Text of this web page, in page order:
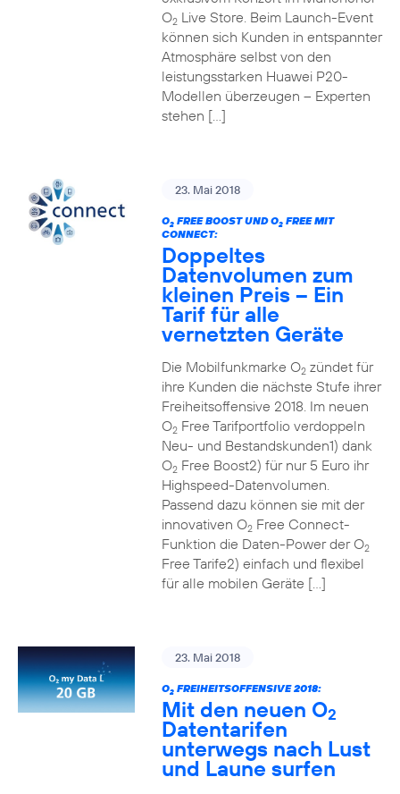
O2Live Store. Beim Launch-Event
können sich Kunden in entspannter
Atmosphäre selbst von den
leistungsstarken Huawei P20-
Modellen überzeugen – Experten
stehen […]
23. Mai 2018
O2FREE BOOST UND O2FREE MIT
CONNECT:
Doppeltes
Datenvolumen zum
kleinen Preis – Ein
Tarif für alle
vernetzten Geräte
Die Mobilfunkmarke O2zündet für
ihre Kunden die nächste Stufe ihrer
Freiheitsoffensive 2018. Im neuen
O2Free Tarifportfolio verdoppeln
Neu- und Bestandskunden1) dank
O2Free Boost2) für nur 5 Euro ihr
Highspeed-Datenvolumen.
Passend dazu können sie mit der
innovativen O2Free Connect-
Funktion die Daten-Power der O2
Free Tarife2) einfach und flexibel
für alle mobilen Geräte […]
23. Mai 2018
O2FREIHEITSOFFENSIVE 2018:
Mit den neuen O2
Datentarifen
unterwegs nach Lust
und Laune surfen